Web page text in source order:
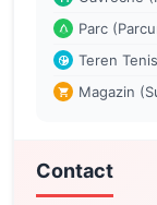
Parc
Teren
Magazin
Contact